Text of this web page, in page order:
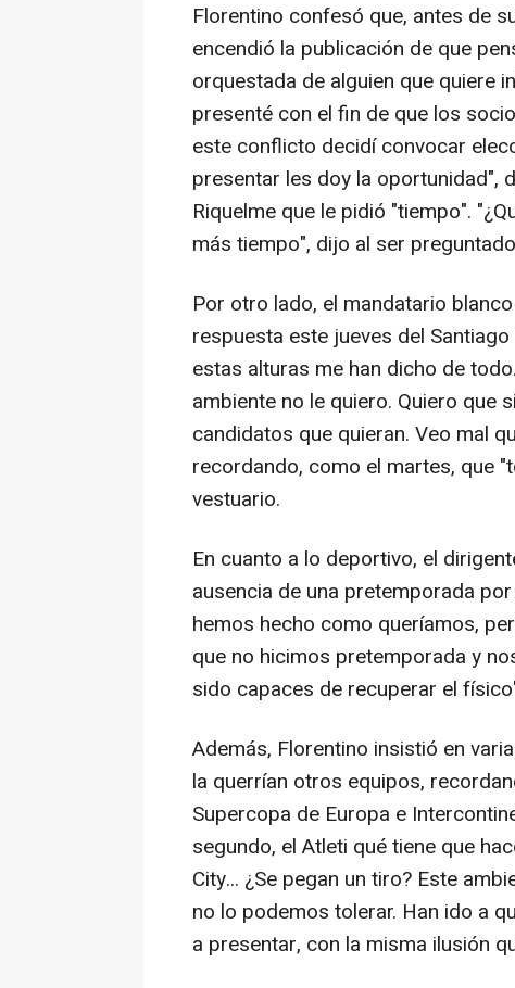
Florentino confesó que, antes de
encendió la publicación de que
orquestada de alguien que quiere
presenté con el fin de que los
este conflicto decidí convocar
presentar les doy la oportunidad",
Riquelme que le pidió "tiempo".
más tiempo", dijo al ser
Por otro lado, el mandatario
respuesta este jueves del
estas alturas me han dicho de
ambiente no le quiero. Quiero que
candidatos que quieran. Veo mal
recordando, como el martes, que
vestuario.
En cuanto a lo deportivo, el
ausencia de una pretemporada
hemos hecho como queríamos,
que no hicimos pretemporada y
sido capaces de recuperar el
Además, Florentino insistió en
la querrían otros equipos,
Supercopa de Europa e
segundo, el Atleti qué tiene que
City... ¿Se pegan un tiro? Este
no lo podemos tolerar. Han ido a
a presentar, con la misma ilusión